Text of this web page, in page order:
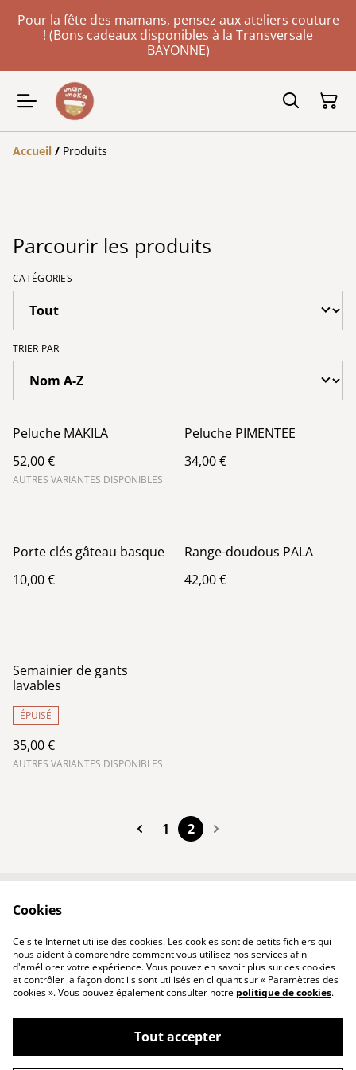
Pour la fête des mamans, pensez aux ateliers couture
! (Bons cadeaux disponibles à la Transversale
BAYONNE)
Accueil / Produits
Parcourir les produits
CATÉGORIES
TRIER PAR
Peluche MAKILA
52,00 €
AUTRES VARIANTES DISPONIBLES
Peluche PIMENTEE
34,00 €
Porte clés gâteau basque
10,00 €
Range-doudous PALA
42,00 €
Semainier de gants
lavables
ÉPUISÉ
35,00 €
AUTRES VARIANTES DISPONIBLES
1 2
Politique de
confidentialité
Politique de cookies
©2026MARMOKA
Cookies
Ce site Internet utilise des cookies. Les cookies sont de petits fichiers qui
nous aident à comprendre comment vous utilisez nos services afin
d'améliorer votre expérience. Vous pouvez en savoir plus sur ces cookies
et contrôler la façon dont ils sont utilisés en cliquant sur « Paramètres des
cookies ». Vous pouvez également consulter notre politique de cookies.
Tout accepter